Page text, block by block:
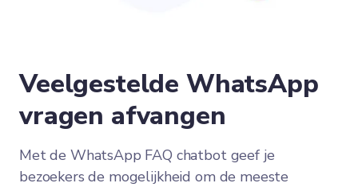
Veelgestelde WhatsApp
vragen afvangen
Met de WhatsApp FAQ chatbot geef je
bezoekers de mogelijkheid om de meeste